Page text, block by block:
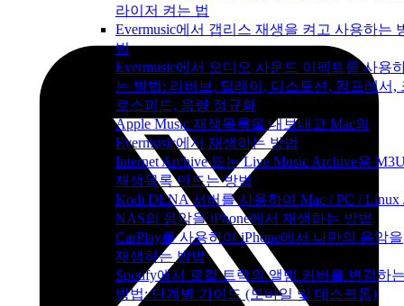
라이저 켜는 법
Evermusic에서 갭리스 재생을 켜고 사용하는
법
Evermusic에서 오디오 사운드 이펙트를 사용
는 방법: 리버브, 딜레이, 디스토션, 컴프레서,
로스피드, 음량 정규화
Apple Music 재생목록을 내보내고 Mac의
Evermusic에서 재생하는 방법
Internet Archive 또는 Live Music Archive용
재생목록 만드는 방법
Kodi DLNA 서버를 사용하여 Mac / PC / Linux
NAS의 음악을 iPhone에서 재생하는 방법
CarPlay를 사용하여 iPhone에서 나만의 음악을
재생하는 방법
Spotify에서 로컬 트랙의 앨범 커버를 변경하
방법: 단계별 가이드 (모바일 및 데스크톱)